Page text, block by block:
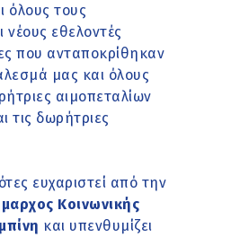
όλους τους
νέους εθελοντές
που ανταποκρίθηκαν
μας και όλους
αιμοπεταλίων
τις δωρήτριες
ευχαριστεί από την
Κοινωνικής
και υπενθυμίζει